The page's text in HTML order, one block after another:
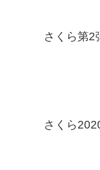
さくら第2
さくら